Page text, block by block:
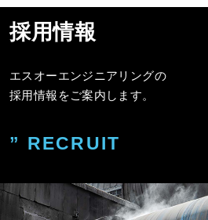
採用情報
エスオーエンジニアリングの
採用情報をご案内します。
” RECRUIT